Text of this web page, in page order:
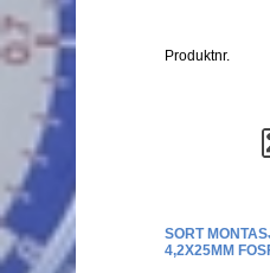
Produktnr.
SORT
4,2X25MM